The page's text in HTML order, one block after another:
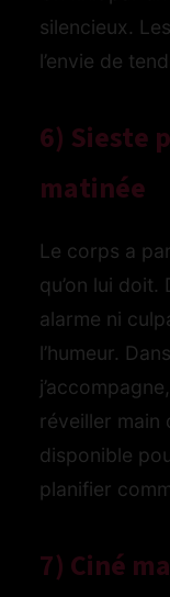
silencieux.
l’envie de
6) Sieste
matinée
Le corps a
qu’on lui
alarme ni
l’humeur.
réveiller main
disponible
planifier
7) Ciné